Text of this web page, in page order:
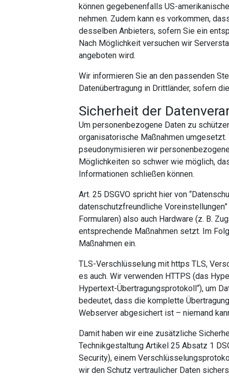
können gegebenenfalls US-
nehmen. Zudem kann es vorkommen,
desselben Anbieters, sofern Sie ein
Nach Möglichkeit versuchen wir
angeboten wird.
Wir informieren Sie an den passenden
Datenübertragung in Drittländer, sofern
Sicherheit der
Um personenbezogene Daten zu
organisatorische Maßnahmen
pseudonymisieren wir
Möglichkeiten so schwer wie möglich,
Informationen schließen können.
Art. 25 DSGVO spricht hier von
datenschutzfreundliche
Formularen) also auch Hardware (z. B.
entsprechende Maßnahmen setzt. Im
Maßnahmen ein.
TLS-Verschlüsselung mit https TLS,
es auch. Wir verwenden HTTPS (das
Hypertext-Übertragungsprotokoll“), um
bedeutet, dass die komplette
Webserver abgesichert ist – niemand
Damit haben wir eine zusätzliche
Technikgestaltung Artikel 25 Absatz 1
Security), einem
wir den Schutz vertraulicher Daten